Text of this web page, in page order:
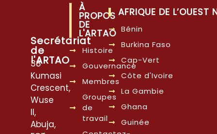
Secrétariat
de
l'ARTAO
38
Kumasi
Crescent,
Wuse
II,
Abuja,
À
PROPOS
DE
L'ARTAO
Histoire
Gouvernance
Membres
Groupes
de
travail
AFRIQUE DE L’OUEST
Bénin
Burkina Faso
Cap-Vert
Côte d'Ivoire
La Gambie
Ghana
Guinée